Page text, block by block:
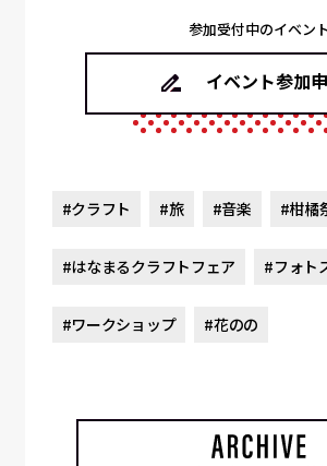
参加受付中のイベン
イベント参加
#クラフト #旅 #音楽 #柑橘
#はなまるクラフトフェア #フォト
#ワークショップ #花のの